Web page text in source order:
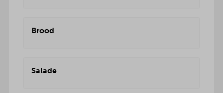
Brood
Salade